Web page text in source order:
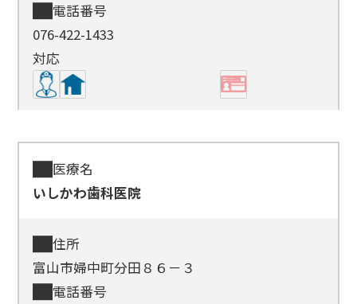
電話番号
076-422-1433
対応
医療名
いしかわ歯科医院
住所
富山市婦中町分田８６－３
電話番号